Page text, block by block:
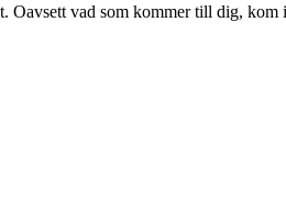
vad som kommer till dig,